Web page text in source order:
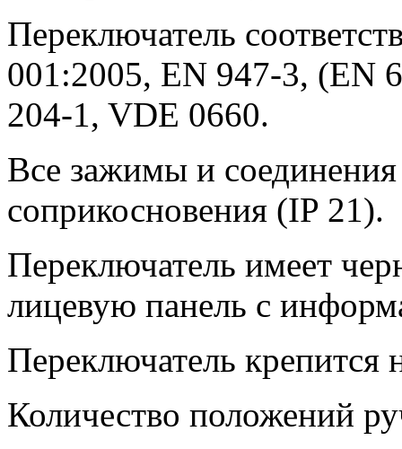
Переключатель
001:2005, EN 947-3, (EN
204-1, VDE 0660.
Все зажимы и
соприкосновения (IP 21).
Переключатель имеет
лицевую панель с
Переключатель
Количество положений